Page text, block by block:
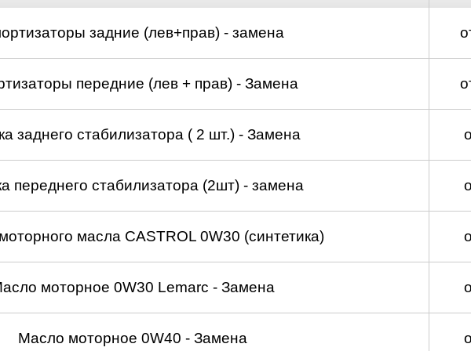
задние (лев+прав) - замена
передние (лев + прав) - Замена
заднего стабилизатора ( 2 шт.) - Замена
переднего стабилизатора (2шт) - замена
масла CASTROL 0W30 (синтетика)
моторное 0W30 Lemarc - Замена
Масло моторное 0W40 - Замена